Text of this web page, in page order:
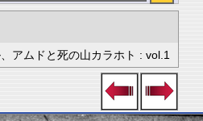
アムドと死の山カラホト : vol.1